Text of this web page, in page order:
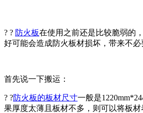
? ? 防火板在使用之前还是比较脆弱的
好可能会造成防火板材损坏，带来不必
首先说一下搬运：
? ?防火板的板材尺寸一般是
果厚度太薄且板材不多，则可以将板